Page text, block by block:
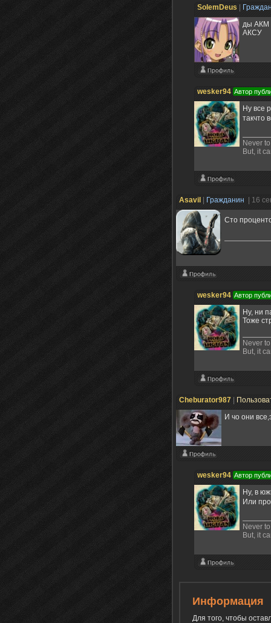
SolemDeus
ды АКМ
АКСУ
wesker94 Автор
Ну все
такчто
Never
But, it
Asavil Гражданин | 16
Сто
wesker94 Автор
Ну, ни
Тоже
Never
But, it
Cheburator987
И чо они
wesker94 Автор
Ну, в
Или
Never
But, it
Информация
Для того, чтобы